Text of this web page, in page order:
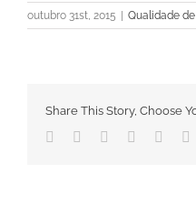
outubro 31st, 2015 | Qualidade
Share This Story, Choose
Facebook
TwitterLinkedin
Reddit Tumblr